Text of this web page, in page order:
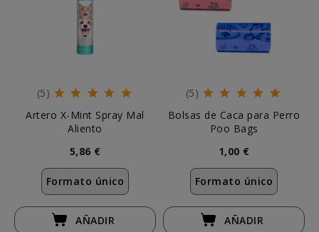
(5)
Artero X-Mint Spray Mal
Aliento
5,86 €
Formato único
AÑADIR
(5)
Bolsas de Caca para Perro
Poo Bags
1,00 €
Formato único
AÑADIR